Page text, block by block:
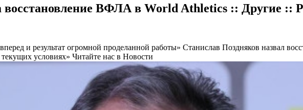
восстановление ВФЛА в World Athletics :: Другие ::
и результат огромной проделанной работы» Станислав Поздняков назвал
условиях» Читайте нас в Новости